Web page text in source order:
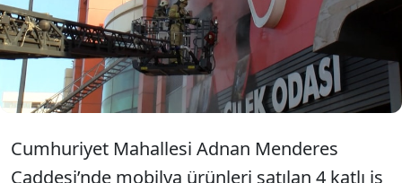
nedenle yangın çıktı. Yangın ekiplerce
söndürüldü.
Cumhuriyet Mahallesi Adnan Menderes
Caddesi’nde mobilya ürünleri satılan 4 katlı iş